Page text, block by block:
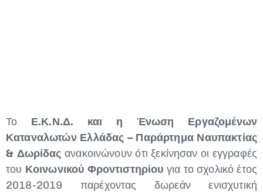
Το Ε.Κ.Ν.Δ. και η Ένωση Εργαζομένων
Καταναλωτών Ελλάδας – Παράρτημα Ναυπακτίας
& Δωρίδαςανακοινώνουν ότι ξεκίνησαν οι εγγραφές
του Κοινωνικού Φροντιστηρίου για το σχολικό έτος
2018-2019 παρέχοντας δωρεάν ενισχυτική